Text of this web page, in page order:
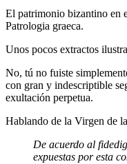
El patrimonio bizantino en
Patrologia graeca.
Unos pocos extractos
No, tú no fuiste
con gran y indescriptible
exultación perpetua.
Hablando de la Virgen de
De acuerdo al
expuestas por esta